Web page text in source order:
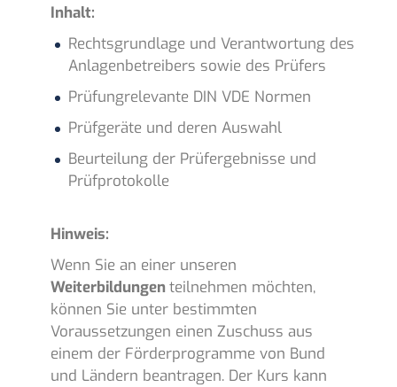
Inhalt:
Rechtsgrundlage und Verantwortung des
Anlagenbetreibers sowie des Prüfers
Prüfungrelevante DIN VDE Normen
Prüfgeräte und deren Auswahl
Beurteilung der Prüfergebnisse und
Prüfprotokolle
Hinweis:
Wenn Sie an einer unseren
Weiterbildungenteilnehmen möchten,
können Sie unter bestimmten
Voraussetzungen einen Zuschuss aus
einem der Förderprogramme von Bund
und Ländern beantragen. Der Kurs kann